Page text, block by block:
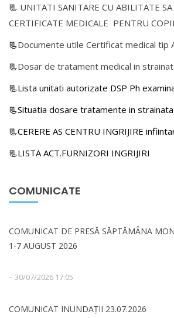
📃 UNITATI SANITARE CU ABILITATE SA
CERTIFICATE MEDICALE PENTRU
📃Documente utile Certificat medical tip
📃Dosar de tratament medical in
📃Lista unitati autorizate DSP Ph
📃Situatia dosare tratamente in
📃CERERE AS CENTRU INGRIJIRE
📃LISTA ACT.FURNIZORI INGRIJIRI
COMUNICATE
COMUNICAT DE PRESĂ SĂPTĂMÂNA
1-7 AUGUST 2026
- 30/07/2026 17:05
COMUNICAT INUNDAȚII 23.07.2026